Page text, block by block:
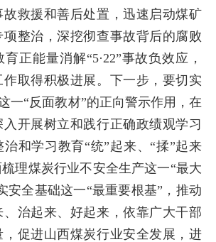
救援和善后处置，迅速启动煤矿
整治，深挖彻查事故背后的腐败
正能量消解“5·22”事故负效应，
取得积极进展。下一步，要切实
一“反面教材”的正向警示作用，在
开展树立和践行正确政绩观学习
和学习教育“统”起来、“揉”起来
理煤炭行业不安全生产这一“最大
安全基础这一“最重要根基”，推动
治起来、好起来，依靠广大干部
促进山西煤炭行业安全发展，进